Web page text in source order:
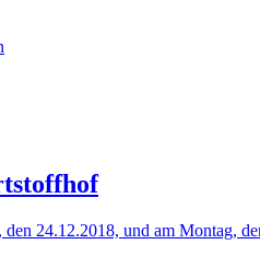
24.12.2018, und am Montag,